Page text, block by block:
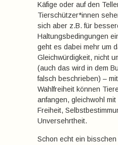
Käfige oder auf den
Tierschützer*innen
sich aber z.B. für
Haltungsbedingungen
geht es dabei mehr um
Gleichwürdigkeit, nicht
(auch das wird in dem
falsch beschrieben) –
Wahlfreiheit können
anfangen, gleichwohl
Freiheit,
Unversehrtheit.
Schon echt ein